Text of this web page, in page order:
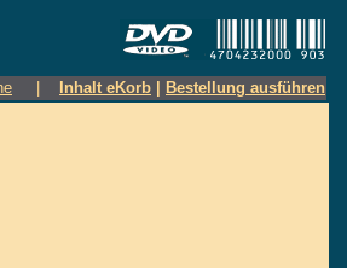
Inhalt eKorb Bestellung ausführen